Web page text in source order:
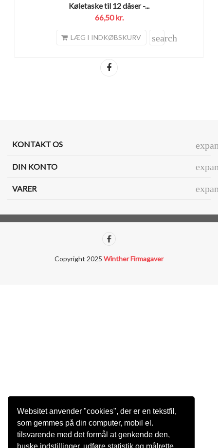
Websitet anvender "cookies", der er en tekstfil,
som gemmes på din computer, mobil el.
tilsvarende med det formål at genkende den,
huske indstillinger, udføre statistik og målrette
Køletaske til 12 dåser -...
66,50 kr.
LÆG I INDKØBSKURV search
KONTAKT OS
DIN KONTO
VARER
Copyright 2025 Winther Firmagaver